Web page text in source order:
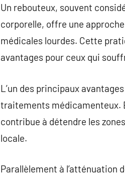
Un rebouteux, souvent
corporelle, offre une
médicales lourdes. Cette
avantages pour ceux qui
L’un des principaux
traitements médicamenteux.
contribue à détendre les
locale.
Parallèlement à l’atténuation